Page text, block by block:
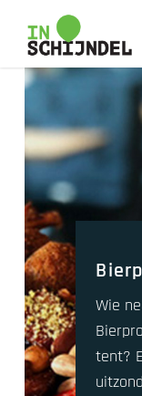
content
Wie
tent?